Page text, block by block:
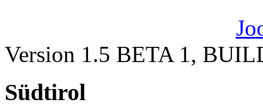
Version 1.5 BETA 1,
Südtirol